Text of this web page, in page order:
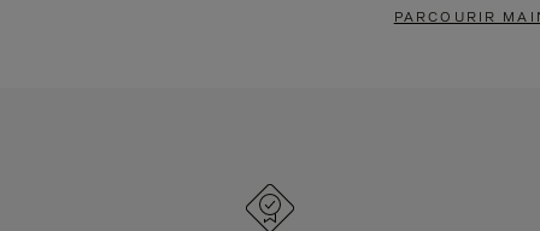
PARCOURIR